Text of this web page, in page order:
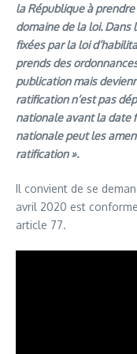
la République à
domaine de la loi.
fixées par la loi
prends des
publication mais
ratification n’est pas
nationale avant la date
nationale peut les
ratification ».
Il convient de se
avril 2020 est
article 77.